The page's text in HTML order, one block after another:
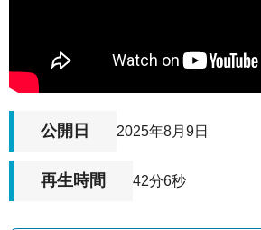
公開日 2025年8月9日
再生時間 42分6秒